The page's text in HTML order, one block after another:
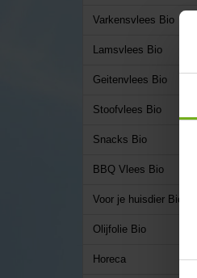
Varkensvlees Bio
Lamsvlees Bio
Geitenvlees Bio
Stoofvlees Bio
Snacks Bio
BBQ Vlees Bio
Voor je huisdier Bio
Olijfolie Bio
Horeca